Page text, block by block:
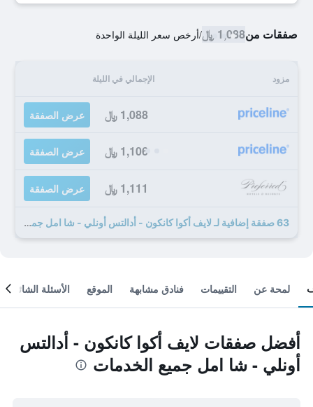
صفقات من1,088 ﷼ /أرخص سعر الليلة الواحدة
مزود الإجمالي في الليلة
1,088 ﷼ عرض الصفقة
1,106 ﷼ عرض الصفقة
1,111 ﷼ عرض الصفقة
63 صفقة إضافية لـ لايف أكوا كانكون - أدالتس أونلي - شا امل جميع الخدمات
لمحة عن التقييمات فنادق مشابهة الموقع الأسئلة الشائعة
أفضل صفقات لايف أكوا كانكون - أدالتس
أونلي - شا امل جميع الخدمات